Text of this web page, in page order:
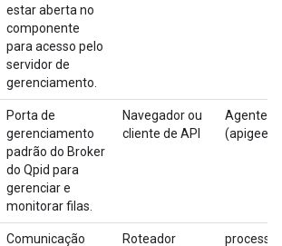
estar aberta no
componente
para acesso pelo
servidor de
gerenciamento.
Porta de
gerenciamento
padrão do Broker
do Qpid para
gerenciar e
monitorar filas.
Navegador ou
cliente de API
Agente
(apigee-
Comunicação Roteador